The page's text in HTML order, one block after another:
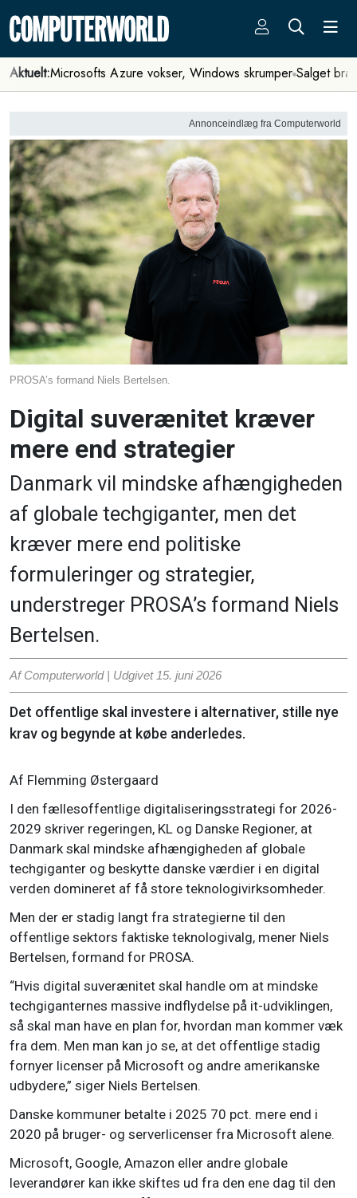
Aktuelt:Microsofts Azure vokser, Windows skrumper Salget
Annonceindlæg fra Computerworld
PROSA’s formand Niels Bertelsen.
Digital suverænitet kræver
mere end strategier
Danmark vil mindske afhængigheden
af globale techgiganter, men det
kræver mere end politiske
formuleringer og strategier,
understreger PROSA’s formand Niels
Bertelsen.
Af Computerworld | Udgivet15. juni 2026
Det offentlige skal investere i alternativer, stille nye
krav og begynde at købe anderledes.
Af Flemming Østergaard
I den fællesoffentlige digitaliseringsstrategi for 2026-
2029 skriver regeringen, KL og Danske Regioner, at
Danmark skal mindske afhængigheden af globale
techgiganter og beskytte danske værdier i en digital
verden domineret af få store teknologivirksomheder.
Men der er stadig langt fra strategierne til den
offentlige sektors faktiske teknologivalg, mener Niels
Bertelsen, formand for PROSA.
“Hvis digital suverænitet skal handle om at mindske
techgiganternes massive indflydelse på it-udviklingen,
så skal man have en plan for, hvordan man kommer væk
fra dem. Men man kan jo se, at det offentlige stadig
fornyer licenser på Microsoft og andre amerikanske
udbydere,” siger Niels Bertelsen.
Danske kommuner betalte i 2025 70 pct. mere end i
2020 på bruger- og serverlicenser fra Microsoft alene.
Microsoft, Google, Amazon eller andre globale
leverandører kan ikke skiftes ud fra den ene dag til den